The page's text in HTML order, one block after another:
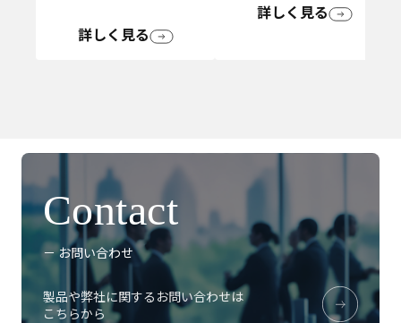
詳しく見る
詳しく見る
Contact
－ お問い合わせ
製品や弊社に関するお問い合わせは
こちらから